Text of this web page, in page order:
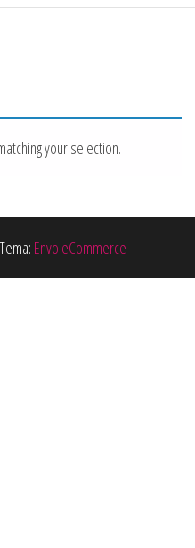
your selection.
Tema: Envo eCommerce